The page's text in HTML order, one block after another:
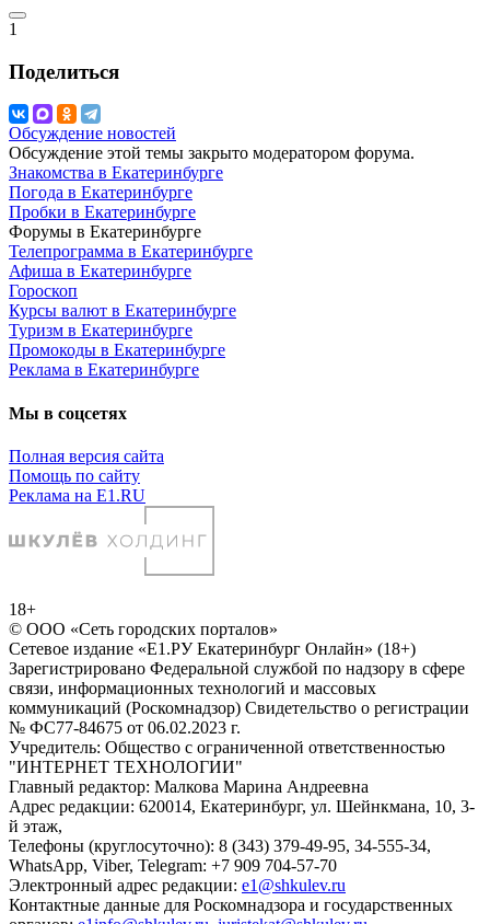
1
Поделиться
Обсуждение новостей
Обсуждение этой темы закрыто модератором форума.
Знакомства в Екатеринбурге
Погода в Екатеринбурге
Пробки в Екатеринбурге
Форумы в Екатеринбурге
Телепрограмма в Екатеринбурге
Афиша в Екатеринбурге
Гороскоп
Курсы валют в Екатеринбурге
Туризм в Екатеринбурге
Промокоды в Екатеринбурге
Реклама в Екатеринбурге
Мы в соцсетях
Полная версия сайта
Помощь по сайту
Реклама на E1.RU
18+
© ООО «Сеть городских порталов»
Сетевое издание «Е1.РУ Екатеринбург Онлайн» (18+)
Зарегистрировано Федеральной службой по надзору в сфере
связи, информационных технологий и массовых
коммуникаций (Роскомнадзор) Свидетельство о регистрации
№ ФС77-84675 от 06.02.2023 г.
Учредитель: Общество с ограниченной ответственностью
"ИНТЕРНЕТ ТЕХНОЛОГИИ"
Главный редактор: Малкова Марина Андреевна
Адрес редакции: 620014, Екатеринбург, ул. Шейнкмана, 10, 3-
й этаж,
Телефоны (круглосуточно): 8 (343) 379-49-95, 34-555-34,
WhatsApp, Viber, Telegram: +7 909 704-57-70
Электронный адрес редакции: e1@shkulev.ru
Контактные данные для Роскомнадзора и государственных